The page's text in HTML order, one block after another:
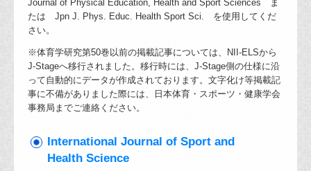
Journal of Physical Education, Health and Sport Sciences ま
たは Jpn J. Phys. Educ. Health Sport Sci. を使用してくだ
さい。
※体育学研究第50巻以前の掲載記事については、NII-ELSから
J-Stageへ移行されました。移行時には、J-Stage側の仕様に沿
って自動的にデータが作成されております。文字化け等掲載記
事に不備がありました際には、日本体育・スポーツ・健康学会
事務局までご連絡ください。
International Journal of Sport and
Health Science